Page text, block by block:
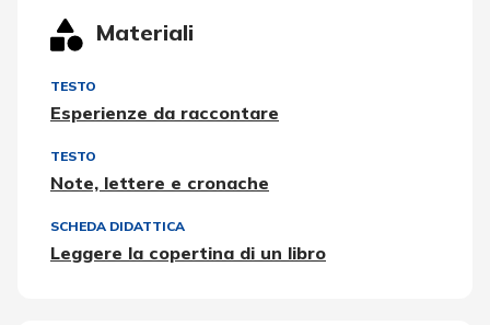
Materiali
TESTO
Esperienze da raccontare
TESTO
Note, lettere e cronache
SCHEDA DIDATTICA
Leggere la copertina di un libro